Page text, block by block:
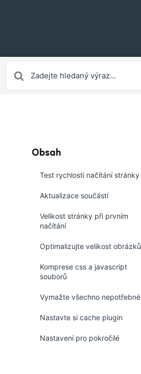
For
Obsah
Test rychlosti načítání stránky
Aktualizace součástí
Velikost stránky při prvním
načítání
Optimalizujte velikost obrázků
Komprese css a javascript
souborů
Vymažte všechno nepotřebné
Nastavte si cache plugin
Nastavení pro pokročilé